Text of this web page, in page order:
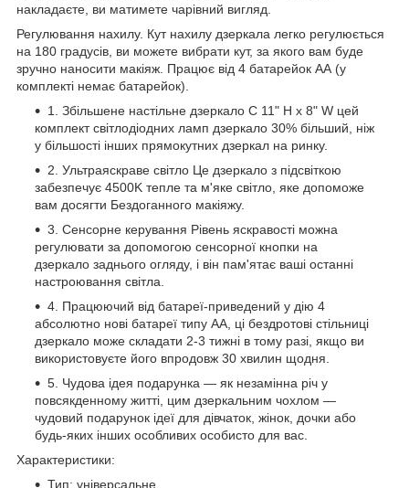
накладаєте, ви матимете чарівний вигляд.
Регулювання нахилу. Кут нахилу дзеркала легко регулюється
на 180 градусів, ви можете вибрати кут, за якого вам буде
зручно наносити макіяж. Працює від 4 батарейок АА (у
комплекті немає батарейок).
1. Збільшене настільне дзеркало C 11" H x 8" W цей
комплект світлодіодних ламп дзеркало 30% більший, ніж
у більшості інших прямокутних дзеркал на ринку.
2. Ультраяскраве світло Це дзеркало з підсвіткою
забезпечує 4500K тепле та м'яке світло, яке допоможе
вам досягти Бездоганного макіяжу.
3. Сенсорне керування Рівень яскравості можна
регулювати за допомогою сенсорної кнопки на
дзеркало заднього огляду, і він пам'ятає ваші останні
настроювання світла.
4. Працюючий від батареї-приведений у дію 4
абсолютно нові батареї типу АА, ці бездротові стільниці
дзеркало може складати 2-3 тижні в тому разі, якщо ви
використовуєте його впродовж 30 хвилин щодня.
5. Чудова ідея подарунка — як незамінна річ у
повсякденному житті, цим дзеркальним чохлом —
чудовий подарунок ідеї для дівчаток, жінок, дочки або
будь-яких інших особливих особисто для вас.
Характеристики:
Тип: універсальне